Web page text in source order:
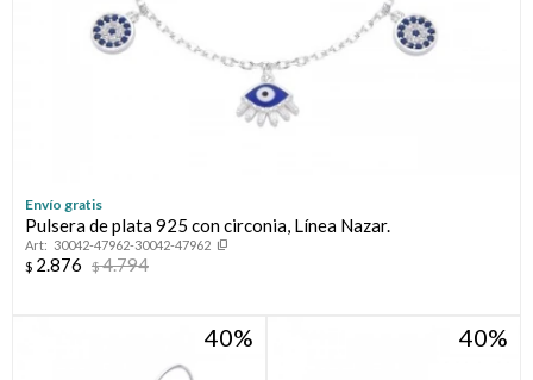
Envío gratis
Pulsera de plata 925 con circonia, Línea Nazar.
30042-47962-30042-47962
$ 2.876 $4.794
40 40